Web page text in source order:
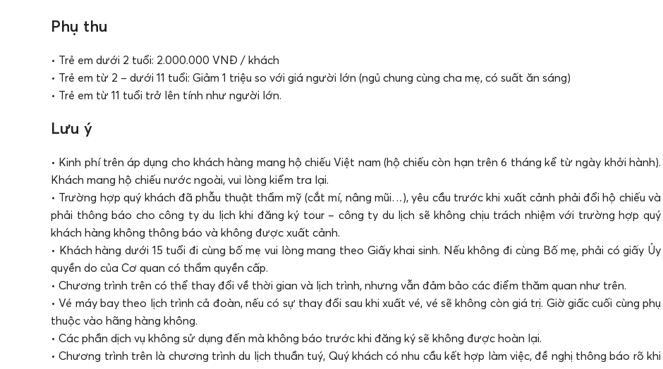
Phụ thu
• Trẻ em dưới 2 tuổi: 2.000.000 VNĐ / khách
• Trẻ em từ 2 – dưới 11 tuổi: Giảm 1 triệu so với giá người lớn (ngủ chung cùng cha mẹ, có suất ăn sáng)
• Trẻ em từ 11 tuổi trở lên tính như người lớn.
Lưu ý
• Kinh phí trên áp dụng cho khách hàng mang hộ chiếu Việt nam (hộ chiếu còn hạn trên 6 tháng kể từ ngày khởi hành).
Khách mang hộ chiếu nước ngoài, vui lòng kiểm tra lại.
• Trường hợp quý khách đã phẫu thuật thẩm mỹ (cắt mí, nâng mũi…), yêu cầu trước khi xuất cảnh phải đổi hộ chiếu và
phải thông báo cho công ty du lịch khi đăng ký tour – công ty du lịch sẽ không chịu trách nhiệm với trường hợp quý
khách hàng không thông báo và không được xuất cảnh.
• Khách hàng dưới 15 tuổi đi cùng bố mẹ vui lòng mang theo Giấy khai sinh. Nếu không đi cùng Bố mẹ, phải có giấy Ủy
quyền do của Cơ quan có thẩm quyền cấp.
• Chương trình trên có thể thay đổi về thời gian và lịch trình, nhưng vẫn đảm bảo các điểm thăm quan như trên.
• Vé máy bay theo lịch trình cả đoàn, nếu có sự thay đổi sau khi xuất vé, vé sẽ không còn giá trị. Giờ giấc cuối cùng phụ
thuộc vào hãng hàng không.
• Các phần dịch vụ không sử dụng đến mà không báo trước khi đăng ký sẽ không được hoàn lại.
• Chương trình trên là chương trình du lịch thuần tuý, Quý khách có nhu cầu kết hợp làm việc, đề nghị thông báo rõ khi